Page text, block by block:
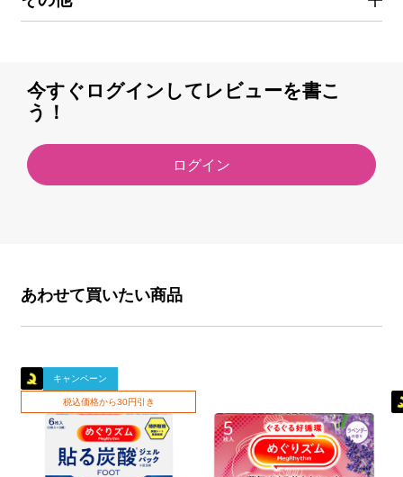
今すぐログインしてレビューを書こ
う！
ログイン
あわせて買いたい商品
キャンペーン
税込価格から30円引き